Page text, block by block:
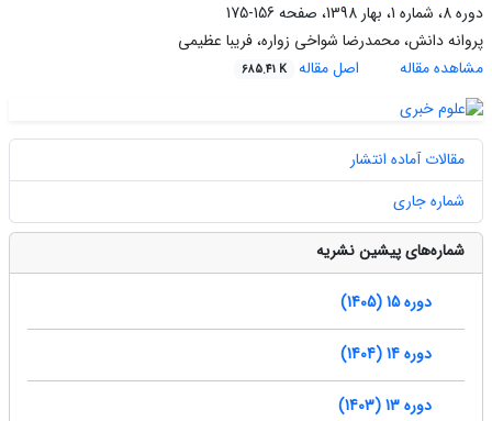
دوره 8، شماره 1، بهار 1398، صفحه
156-175
پروانه دانش، محمدرضا شواخی زواره، فریبا عظیمی
مشاهده مقاله
اصل مقاله 685.41 K
مقالات آماده انتشار
شماره جاری
شماره‌های پیشین نشریه
دوره 15 (1405)
دوره 14 (1404)
دوره 13 (1403)